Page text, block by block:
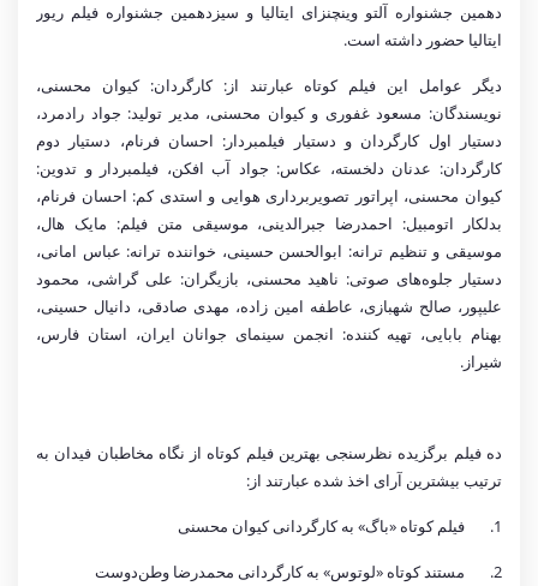
دهمین جشنواره آلتو وینچنزای ایتالیا و سیزدهمین جشنواره فیلم ریور
ایتالیا حضور داشته است.
دیگر عوامل این فیلم کوتاه عبارتند از: کارگردان: کیوان محسنی،
نویسندگان: مسعود غفوری و کیوان محسنی، مدیر تولید: جواد رادمرد،
دستیار اول کارگردان و دستیار فیلمبردار: احسان فرنام، دستیار دوم
کارگردان: عدنان دلخسته، عکاس: جواد آب افکن، فیلمبردار و تدوین:
کیوان محسنی، اپراتور تصویربرداری هوایی و استدی کم: احسان فرنام،
بدلکار اتومبیل: احمدرضا جبرالدینی، موسیقی متن فیلم: مایک هال،
موسیقی و تنظیم ترانه: ابوالحسن حسینی، خواننده ترانه: عباس امانی،
دستیار جلوه‌های صوتی: ناهید محسنی، بازیگران: علی گراشی، محمود
علیپور، صالح شهبازی، عاطفه امین زاده، مهدی صادقی، دانیال حسینی،
بهنام بابایی، تهیه کننده: انجمن سینمای جوانان ایران، استان فارس،
شیراز .
ده فیلم برگزیده نظرسنجی بهترین فیلم کوتاه از نگاه مخاطبان فیدان به
ترتیب بیشترین آرای اخذ شده عبارتند از:
1. فیلم کوتاه «باگ» به کارگردانی کیوان محسنی
2. مستند کوتاه «لوتوس» به کارگردانی محمدرضا وطن‌دوست